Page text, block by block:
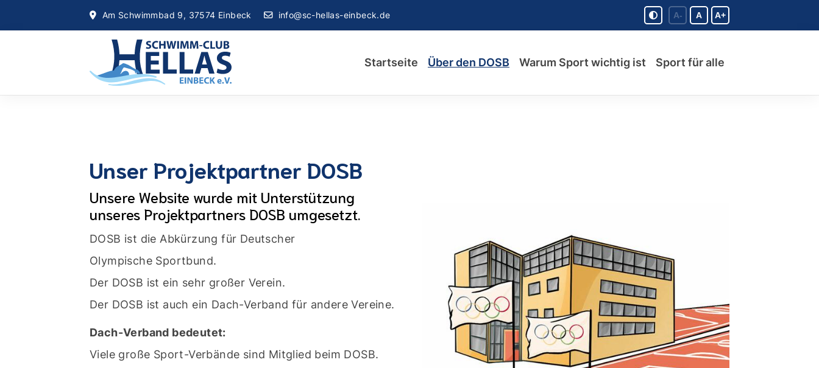
Am Schwimmbad 9, 37574 Einbeck info@sc-hellas-einbeck.de A- A A+
Startseite Über den DOSB Warum Sport wichtig ist Sport für alle
Unser Projektpartner DOSB
Unsere Website wurde mit Unterstützung
unseres Projektpartners DOSB umgesetzt.
DOSB ist die Abkürzung für Deutscher
Olympische Sportbund.
Der DOSB ist ein sehr großer Verein.
Der DOSB ist auch ein Dach-Verband für andere Vereine.
Dach-Verband bedeutet:
Viele große Sport-Verbände sind Mitglied beim DOSB.